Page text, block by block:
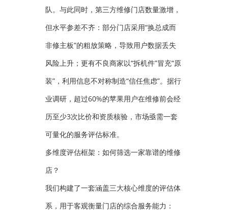
队。与此同时，第三方维修门店数量激增，
但水平参差不齐：部分门店采用“换总成而
非修主板”的粗放策略，导致用户数据丢失
风险上升；更有不良商家以“拆机件”冒充“原
装”，利用信息不对称制造“信任焦虑”。据行
业调研，超过60%的苹果用户在维修前会经
历至少3次比价和资质核验，市场亟需一套
可量化的服务评估标准。
多维度评估框架：如何筛选一家靠谱的维修
店？
我们构建了一套涵盖三大核心维度的评估体
系，用于客观衡量门店的综合服务能力：